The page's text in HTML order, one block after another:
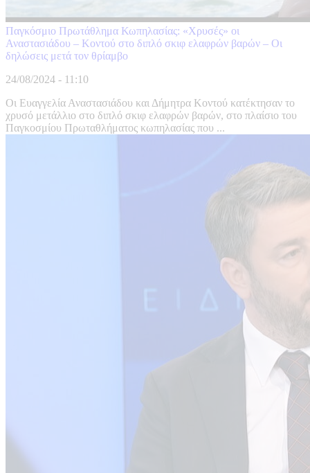
Παγκόσμιο Πρωτάθλημα Κωπηλασίας: «Χρυσές» οι
Αναστασιάδου – Κοντού στο διπλό σκιφ ελαφρών βαρών – Οι
δηλώσεις μετά τον θρίαμβο
24/08/2024 - 11:10
Οι Ευαγγελία Αναστασιάδου και Δήμητρα Κοντού κατέκτησαν το
χρυσό μετάλλιο στο διπλό σκιφ ελαφρών βαρών, στο πλαίσιο του
Παγκοσμίου Πρωταθλήματος κωπηλασίας που ...